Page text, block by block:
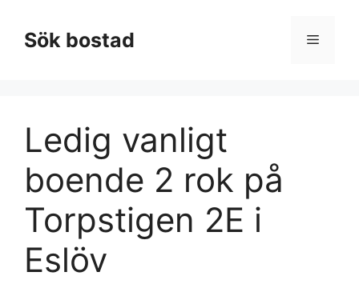
innehållSök bostad Meny
Ledig vanligt
boende 2 rok på
Torpstigen 2E i
Eslöv